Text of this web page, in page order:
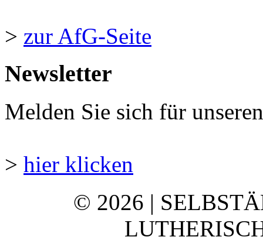
> zur AfG-Seite
Newsletter
Melden Sie sich für
> hier klicken
© 2026 |